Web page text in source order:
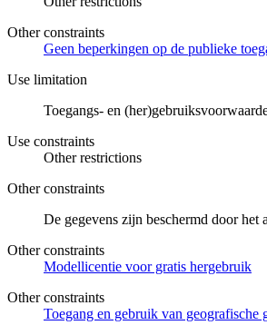
Other constraints
Geen beperkingen op de publieke
Use limitation
Toegangs- en
Use constraints
Other restrictions
Other constraints
De gegevens zijn beschermd door het
Other constraints
Modellicentie voor gratis hergebruik
Other constraints
Toegang en gebruik van geografische